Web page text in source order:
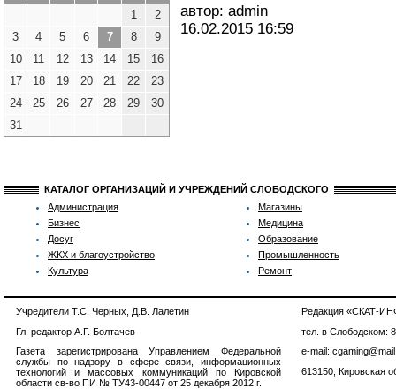
1
2
3
4 5 6 7 8
9
10
11 12 13 14 15
16
17
18 19 20 21 22
23
24
25 26 27 28 29
30
31
автор: admin
16.02.2015 16:59
КАТАЛОГ ОРГАНИЗАЦИЙ И УЧРЕЖДЕНИЙ СЛОБОДСКОГО
Администрация
Бизнес
Досуг
ЖКХ и благоустройство
Культура
Магазины
Медицина
Образование
Промышленность
Ремонт
Учредители Т.С. Черных, Д.В. Лалетин
Гл. редактор А.Г. Болтачев
Газета зарегистрирована Управлением Федеральной
службы по надзору в сфере связи, информационных
технологий и массовых коммуникаций по Кировской
области св-во ПИ № ТУ43-00447 от 25 декабря 2012 г.
Редакция «СКАТ-
тел. в Слободском:
e-mail:
613150, Кировская